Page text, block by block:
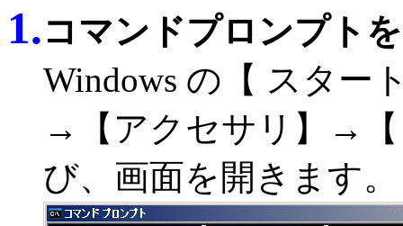
1.コマンドプロンプト
Windows の【 スター
→【アクセサリ】→【
び、画面を開きます。